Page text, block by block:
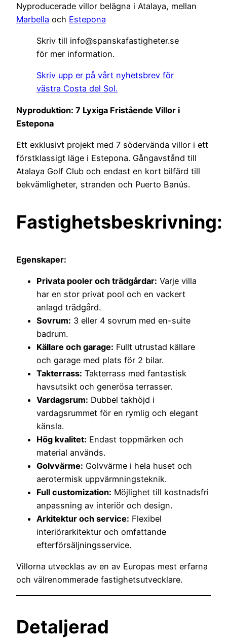
Nyproducerade villor belägna i Atalaya, mellan
Marbella och Estepona
Skriv till info@spanskafastigheter.se
för mer information.
Skriv upp er på vårt nyhetsbrev för
västra Costa del Sol.
Nyproduktion: 7 Lyxiga Fristående Villor i
Estepona
Ett exklusivt projekt med 7 södervända villor i ett
förstklassigt läge i Estepona. Gångavstånd till
Atalaya Golf Club och endast en kort bilfärd till
bekvämligheter, stranden och Puerto Banús.
Fastighetsbeskrivning:
Egenskaper:
Privata pooler och trädgårdar: Varje villa
har en stor privat pool och en vackert
anlagd trädgård.
Sovrum: 3 eller 4 sovrum med en-suite
badrum.
Källare och garage: Fullt utrustad källare
och garage med plats för 2 bilar.
Takterrass: Takterrass med fantastisk
havsutsikt och generösa terrasser.
Vardagsrum: Dubbel takhöjd i
vardagsrummet för en rymlig och elegant
känsla.
Hög kvalitet: Endast toppmärken och
material används.
Golvvärme: Golvvärme i hela huset och
aerotermisk uppvärmningsteknik.
Full customization: Möjlighet till kostnadsfri
anpassning av interiör och design.
Arkitektur och service: Flexibel
interiörarkitektur och omfattande
efterförsäljningsservice.
Villorna utvecklas av en av Europas mest erfarna
och välrenommerade fastighetsutvecklare.
Detaljerad